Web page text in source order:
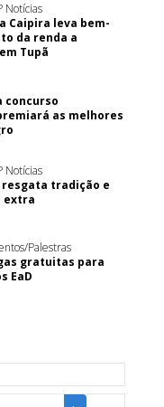
Notícias
Caipira leva bem-
da renda a
Tupã
concurso
as melhores
Notícias
resgata tradição e
extra
Palestras
gratuitas para
EaD